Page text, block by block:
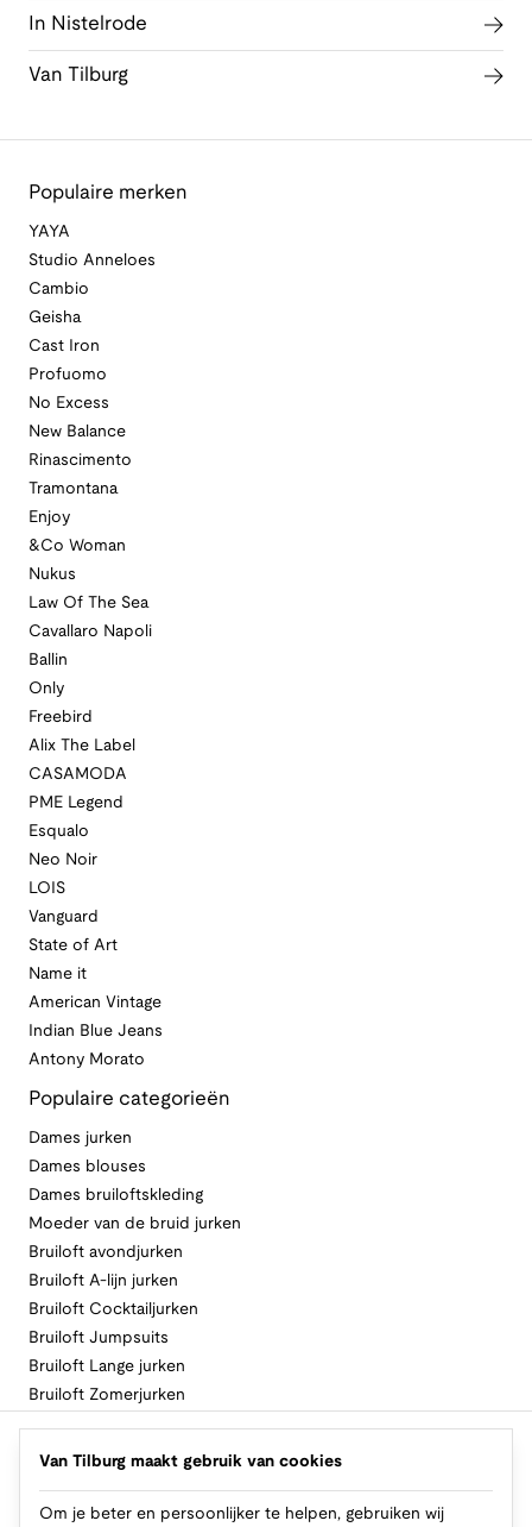
In Nistelrode
Van Tilburg
Populaire merken
YAYA
Studio Anneloes
Cambio
Geisha
Cast Iron
Profuomo
No Excess
New Balance
Rinascimento
Tramontana
Enjoy
&Co Woman
Nukus
Law Of The Sea
Cavallaro Napoli
Ballin
Only
Freebird
Alix The Label
CASAMODA
PME Legend
Esqualo
Neo Noir
LOIS
Vanguard
State of Art
Name it
American Vintage
Indian Blue Jeans
Antony Morato
Populaire categorieën
Dames jurken
Dames blouses
Dames bruiloftskleding
Moeder van de bruid jurken
Bruiloft avondjurken
Bruiloft A-lijn jurken
Bruiloft Cocktailjurken
Bruiloft Jumpsuits
Bruiloft Lange jurken
Bruiloft Zomerjurken
Volg Van Tilburg
Van Tilburg maakt gebruik van cookies
Om je beter en persoonlijker te helpen, gebruiken wij